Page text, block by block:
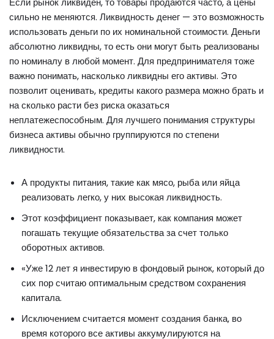
сильно не меняются. Ликвидность денег — это возможность
использовать деньги по их номинальной стоимости. Деньги
абсолютно ликвидны, то есть они могут быть реализованы
по номиналу в любой момент. Для предпринимателя тоже
важно понимать, насколько ликвидны его активы. Это
позволит оценивать, кредиты какого размера можно брать и
на сколько расти без риска оказаться
неплатежеспособным. Для лучшего понимания структуры
бизнеса активы обычно группируются по степени
ликвидности.
А продукты питания, такие как мясо, рыба или яйца
реализовать легко, у них высокая ликвидность.
Этот коэффициент показывает, как компания может
погашать текущие обязательства за счет только
оборотных активов.
«Уже 12 лет я инвестирую в фондовый рынок, который до
сих пор считаю оптимальным средством сохранения
капитала.
Исключением считается момент создания банка, во
время которого все активы аккумулируются на